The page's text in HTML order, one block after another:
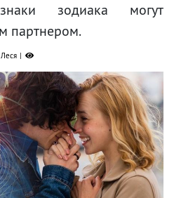
зодиака могут
партнером.